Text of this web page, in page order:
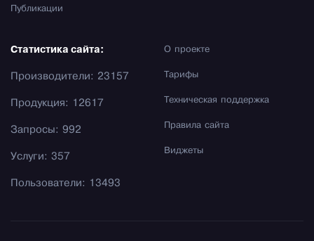
Публикации
О проекте
Тарифы
Техническая поддержка
Правила сайта
Виджеты
Статистика сайта:
Производители: 23157
Продукция: 12617
Запросы: 992
Услуги: 357
Пользователи: 13493